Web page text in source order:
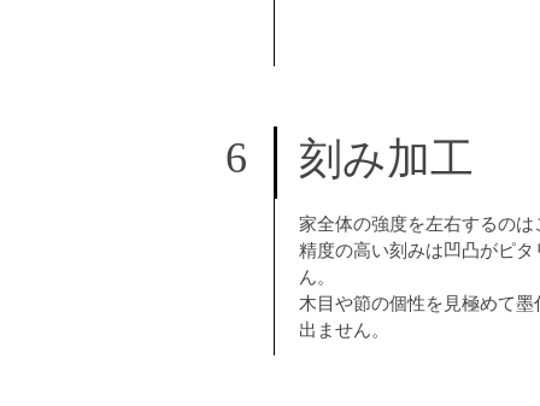
刻み加工
家全体の強度を左右するの
精度の高い刻みは凹凸がピ
ん。
木目や節の個性を見極めて
出ません。
6